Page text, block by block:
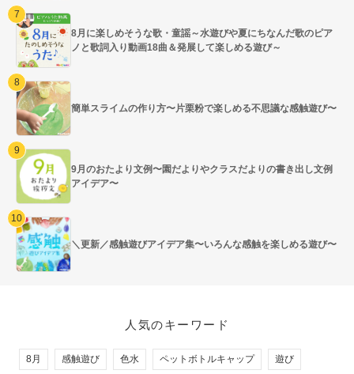
8月に楽しめそうな歌・童謡～水遊びや夏にちなんだ歌のピア
ノと歌詞入り動画18曲＆発展して楽しめる遊び～
簡単スライムの作り方〜片栗粉で楽しめる不思議な感触遊び〜
9月のおたより文例〜園だよりやクラスだよりの書き出し文例
アイデア〜
＼更新／感触遊びアイデア集〜いろんな感触を楽しめる遊び〜
人気のキーワード
8月 感触遊び 色水 ペットボトルキャップ 遊び